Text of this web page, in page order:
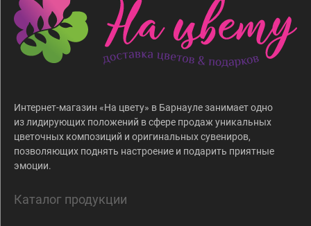
Интернет-магазин «На цвету» в Барнауле занимает одно
из лидирующих положений в сфере продаж уникальных
цветочных композиций и оригинальных сувениров,
позволяющих поднять настроение и подарить приятные
эмоции.
Каталог продукции